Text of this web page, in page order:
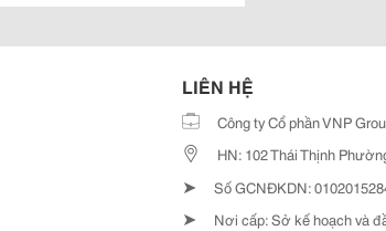
LIÊN HỆ
Công ty Cổ phần VNP
HN: 102 Thái Thịnh
➤ Số GCNĐKDN:
➤ Nơi cấp: Sở kế hoạch và